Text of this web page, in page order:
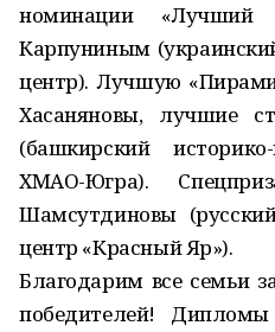
номинации «Лучший
Карпуниным
центр). Лучшую
Хасаняновы, лучшие
(башкирский
ХМАО-Югра).
Шамсутдиновы
центр «Красный Яр»).
Благодарим все семьи
победителей!